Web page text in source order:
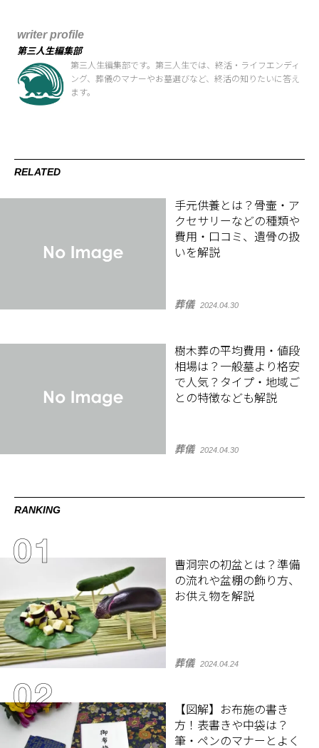
writer profile
第三人生編集部
第三人生編集部です。第三人生では、終活・ライフエンディ
ング、葬儀のマナーやお墓選びなど、終活の知りたいに答え
ます。
RELATED
手元供養とは？骨壷・ア
クセサリーなどの種類や
費用・口コミ、遺骨の扱
いを解説
葬儀 2024.04.30
樹木葬の平均費用・値段
相場は？一般墓より格安
で人気？タイプ・地域ご
との特徴なども解説
葬儀 2024.04.30
RANKING
曹洞宗の初盆とは？準備
の流れや盆棚の飾り方、
お供え物を解説
葬儀 2024.04.24
【図解】お布施の書き
方！表書きや中袋は？
筆・ペンのマナーとよく